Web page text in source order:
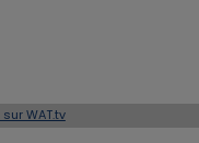
sur WAT.tv